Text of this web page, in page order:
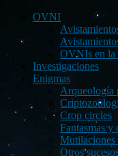
OVNI
OVNIs en la
Investigaciones
Enigmas
Arqueología
Crop circles
Fantasmas y
Mutilaciones
Otros